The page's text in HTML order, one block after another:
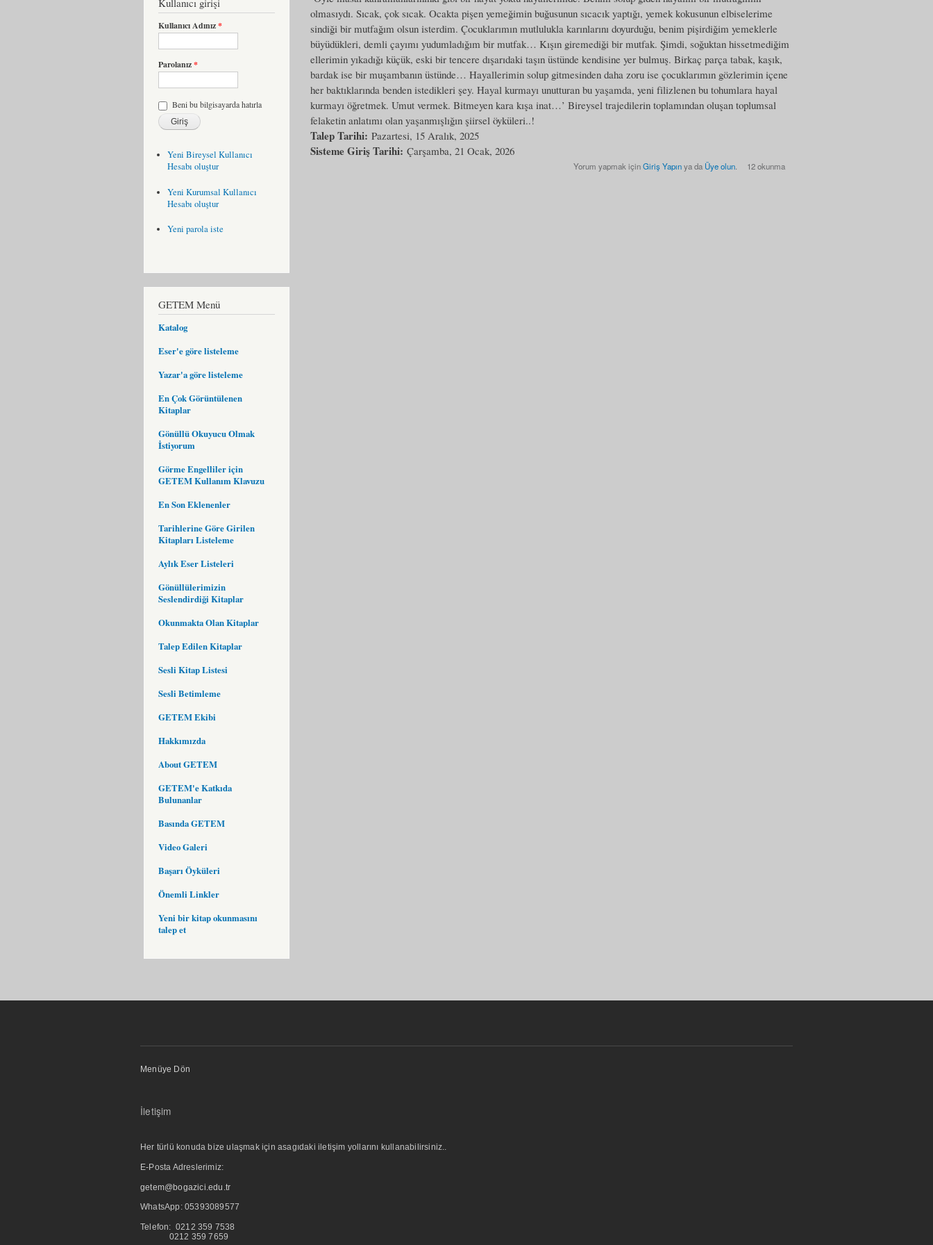
Kullanıcı Adınız*
Parolanız*
Beni bu bilgisayarda hatırla
Yeni Bireysel Kullanıcı
Hesabı oluştur
Yeni Kurumsal Kullanıcı
Hesabı oluştur
Yeni parola iste
GETEM Menü
Katalog
Eser'e göre listeleme
Yazar'a göre listeleme
En Çok Görüntülenen
Kitaplar
Gönüllü Okuyucu Olmak
İstiyorum
Görme Engelliler için
GETEM Kullanım Klavuzu
En Son Eklenenler
Tarihlerine Göre Girilen
Kitapları Listeleme
Aylık Eser Listeleri
Gönüllülerimizin
Seslendirdiği Kitaplar
Okunmakta Olan Kitaplar
Talep Edilen Kitaplar
Sesli Kitap Listesi
Sesli Betimleme
GETEM Ekibi
Hakkımızda
About GETEM
GETEM'e Katkıda
Bulunanlar
Basında GETEM
Video Galeri
Başarı Öyküleri
Önemli Linkler
Yeni bir kitap okunmasını
talep et
olmasıydı. Sıcak, çok sıcak. Ocakta pişen yemeğimin buğusunun sıcacık yaptığı, yemek kokusunun elbiselerime
sindiği bir mutfağım olsun isterdim. Çocuklarımın mutlulukla karınlarını doyurduğu, benim pişirdiğim yemeklerle
büyüdükleri, demli çayımı yudumladığım bir mutfak… Kışın giremediği bir mutfak. Şimdi, soğuktan hissetmediğim
ellerimin yıkadığı küçük, eski bir tencere dışarıdaki taşın üstünde kendisine yer bulmuş. Birkaç parça tabak, kaşık,
bardak ise bir muşambanın üstünde… Hayallerimin solup gitmesinden daha zoru ise çocuklarımın gözlerimin içene
her baktıklarında benden istedikleri şey. Hayal kurmayı unutturan bu yaşamda, yeni filizlenen bu tohumlara hayal
kurmayı öğretmek. Umut vermek. Bitmeyen kara kışa inat…’ Bireysel trajedilerin toplamından oluşan toplumsal
felaketin anlatımı olan yaşanmışlığın şiirsel öyküleri..!
Talep Tarihi: Pazartesi, 15 Aralık, 2025
Sisteme Giriş Tarihi: Çarşamba, 21 Ocak, 2026
Yorum yapmak içinGiriş Yapınya da Üye olun. 12 okunma
Menüye Dön
İletişim
Her türlü konuda bize ulaşmak için asagıdaki iletişim yollarını kullanabilirsiniz..
E-Posta Adreslerimiz:
getem@bogazici.edu.tr
WhatsApp: 05393089577
Telefon: 0212 359 7538
0212 359 7659